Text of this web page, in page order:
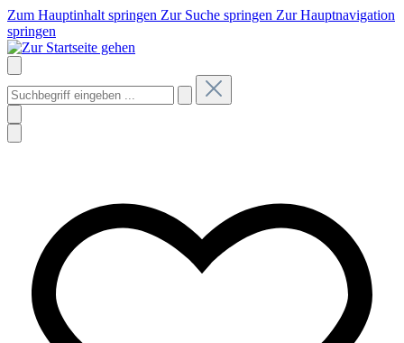
Zum Hauptinhalt springen Zur Suche springen Zur Hauptnavigation
springen